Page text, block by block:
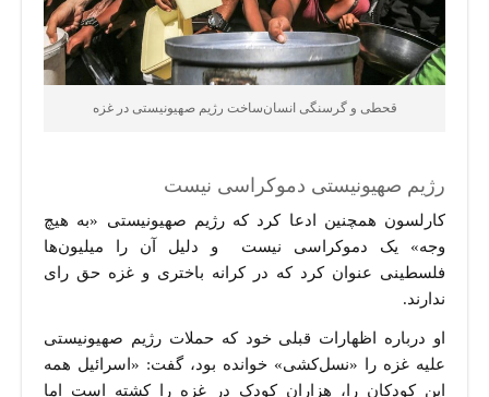
قحطی و گرسنگی انسان‌ساخت رژیم صهیونیستی در غزه
رژیم صهیونیستی دموکراسی نیست
کارلسون همچنین ادعا کرد که رژیم صهیونیستی «به هیچ
وجه» یک دموکراسی نیست و دلیل آن را میلیون‌ها
فلسطینی عنوان کرد که در کرانه باختری و غزه حق رای
ندارند.
او درباره اظهارات قبلی خود که حملات رژیم صهیونیستی
علیه غزه را «نسل‌کشی» خوانده بود، گفت: «اسرائیل همه
این کودکان را، هزاران کودک در غزه را کشته است اما